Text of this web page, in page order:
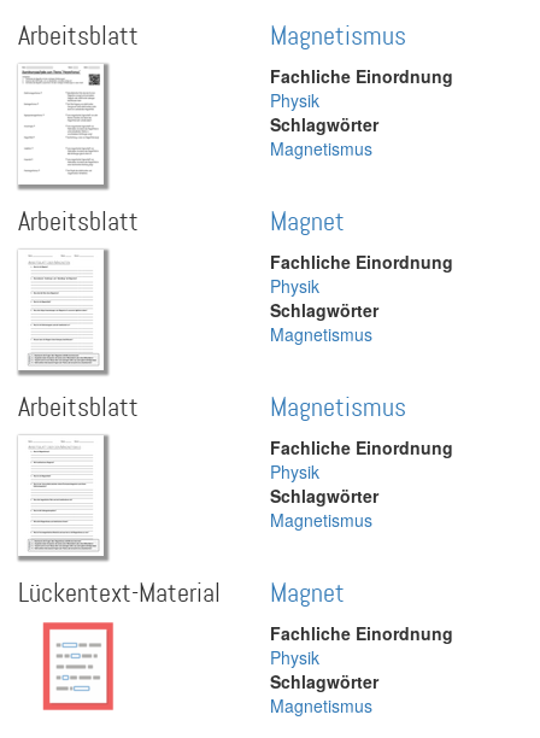
Arbeitsblatt Magnetismus
Fachliche Einordnung
Physik
Schlagwörter
Magnetismus
Arbeitsblatt Magnet
Fachliche Einordnung
Physik
Schlagwörter
Magnetismus
Arbeitsblatt Magnetismus
Fachliche Einordnung
Physik
Schlagwörter
Magnetismus
Lückentext-Material Magnet
Fachliche Einordnung
Physik
Schlagwörter
Magnetismus